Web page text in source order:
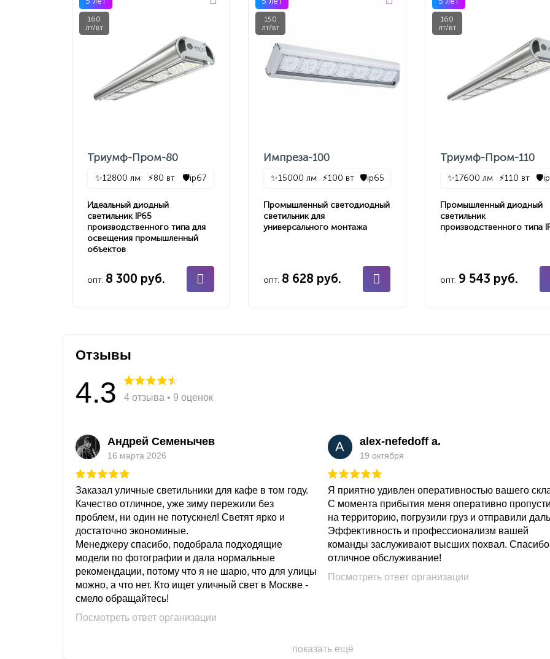
160
лт/вт
Триумф-Пром-80
✨12800 лм ⚡80 вт 🛡️ip67
Идеальный диодный
светильник IP65
производственного типа для
освещения промышленный
объектов
опт. 8 300 руб.
150
лт/вт
Импреза-100
✨15000 лм ⚡100 вт 🛡️ip65
Промышленный светодиодный
светильник для
универсального монтажа
опт. 8 628 руб.
160
лт/вт
Триумф-Пром-110
✨17600 лм ⚡110 вт 🛡️
Промышленный диодный
светильник
производственного типа
опт. 9 543 руб.
Отзывы
4.3 4 отзыва • 9 оценок
Андрей Семенычев
16 марта 2026
Заказал уличные светильники для кафе в том году.
Качество отличное, уже зиму пережили без
проблем, ни один не потускнел! Светят ярко и
достаточно экономиные.
Менеджеру спасибо, подобрала подходящие
модели по фотографии и дала нормальные
рекомендации, потому что я не шарю, что для улицы
можно, а что нет. Кто ищет уличный свет в Москве -
смело обращайтесь!
Посмотреть ответ организации
A alex-nefedoff a.
19 октября
Я приятно удивлен оперативностью вашего
С момента прибытия меня оперативно
на территорию, погрузили груз и отправили
Эффективность и профессионализм вашей
команды заслуживают высших похвал. Спасибо
отличное обслуживание!
Посмотреть ответ организации
показать ещё